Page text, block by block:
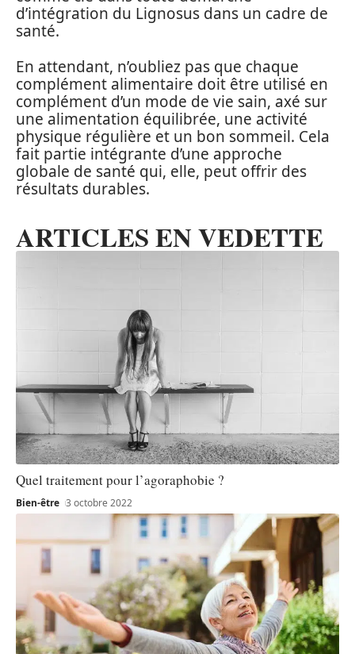
d’intégration du Lignosus dans un cadre de
santé.
En attendant, n’oubliez pas que chaque
complément alimentaire doit être utilisé en
complément d’un mode de vie sain, axé sur
une alimentation équilibrée, une activité
physique régulière et un bon sommeil. Cela
fait partie intégrante d’une approche
globale de santé qui, elle, peut offrir des
résultats durables.
ARTICLES EN VEDETTE
Quel traitement pour l’agoraphobie ?
Bien-être 3 octobre 2022